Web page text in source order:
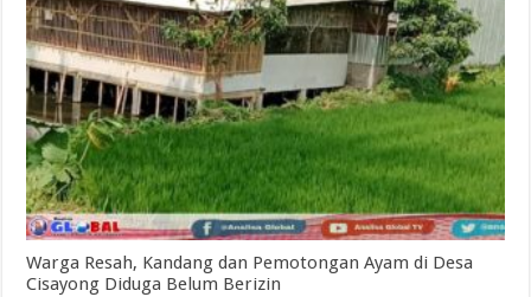
Warga Resah, Kandang dan Pemotongan Ayam di Desa
Cisayong Diduga Belum Berizin